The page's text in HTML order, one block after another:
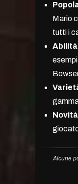
Mario
tutti i
Alcune